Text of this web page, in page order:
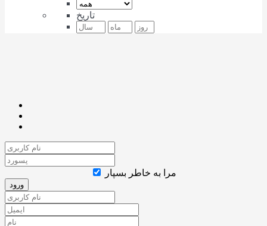
تاریخ
مرا به خاطر بسپار